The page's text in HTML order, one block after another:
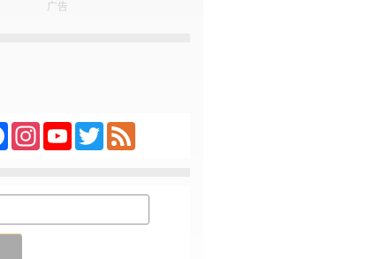
广告
FacebookInstagramYouTubeTwitterFeed